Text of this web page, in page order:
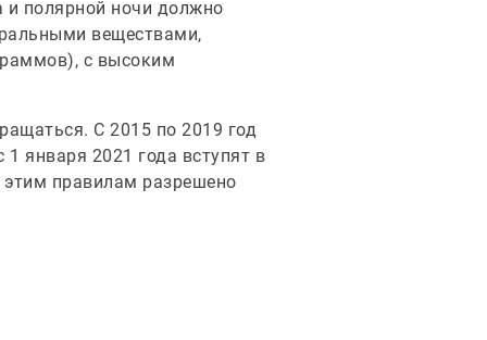
и полярной ночи должно
веществами,
с высоким
С 2015 по 2019 год
января 2021 года вступят в
этим правилам разрешено